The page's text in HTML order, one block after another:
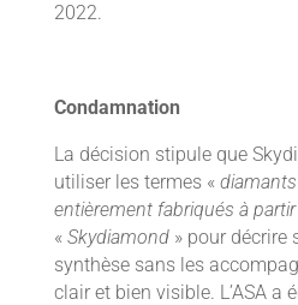
2022.
Condamnation
La décision stipule que
utiliser les termes « diamants
entièrement fabriqués à
« Skydiamond» pour décrire
synthèse sans les
clair et bien visible. L’ASA a